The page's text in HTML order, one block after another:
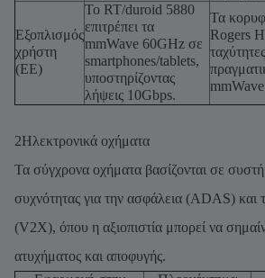
Εξοπλισμός
χρήστη
(ΕΕ)
Το RT/duroid 5880
επιτρέπει τα
mmWave 60GHz σε
smartphones/tablets,
υποστηρίζοντας
λήψεις 10Gbps.
Τα
Rogers
2Ηλεκτρονικά οχήματα
Τα σύγχρονα οχήματα βασίζονται σε
συχνότητας για την ασφάλεια (ADAS) και
(V2X), όπου η αξιοπιστία μπορεί να
ατυχήματος και αποφυγής.